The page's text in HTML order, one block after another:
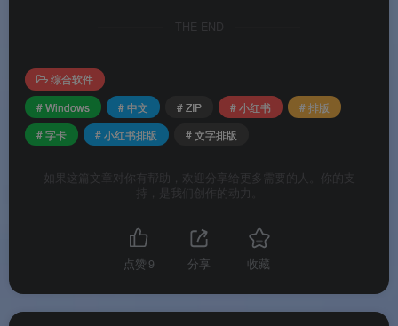
软件功能
⚙️ 软件功能
🌟 软件亮点
THE END
综合软件
# Windows
# 中文 # ZIP # 小红书
# 排版
# 字卡
# 小红书排版 # 文字排版
如果这篇文章对你有帮助，欢迎分享给更多需要的人。你的支
持，是我们创作的动力。
点赞 9 分享 收藏